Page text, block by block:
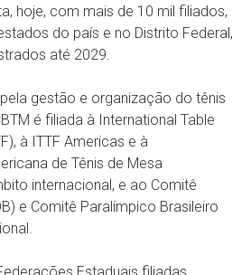
hoje, com mais de 10 mil filiados,
do país e no Distrito Federal,
até 2029.
gestão e organização do tênis
é filiada à International Table
à ITTF Americas e à
de Tênis de Mesa
internacional, e ao Comitê
e Comitê Paralímpico Brasileiro